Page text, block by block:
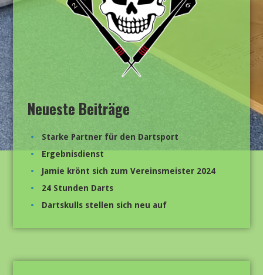
Neueste Beiträge
Starke Partner für den Dartsport
Ergebnisdienst
Jamie krönt sich zum Vereinsmeister 2024
24 Stunden Darts
Dartskulls stellen sich neu auf